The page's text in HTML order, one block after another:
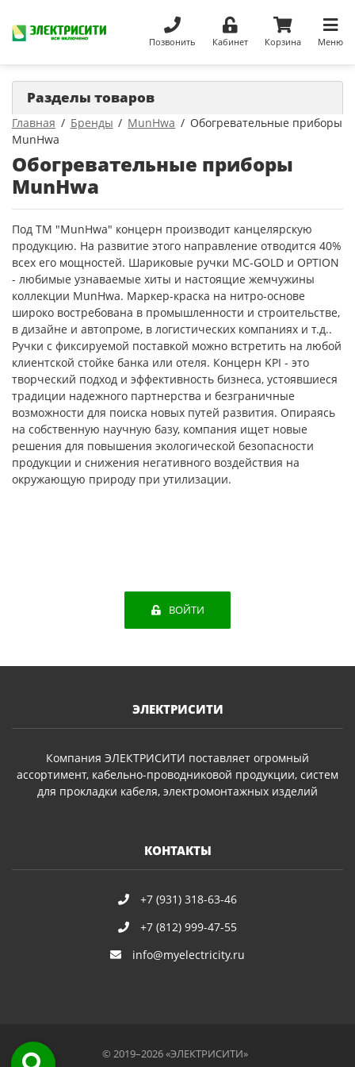
Позвонить Кабинет Корзина Меню
Главная Бренды MunHwa
Обогревательные приборы
MunHwa
Обогревательные приборы
MunHwa
Под ТМ "MunHwa" концерн производит канцелярскую
продукцию. На развитие этого направление отводится 40%
всех его мощностей. Шариковые ручки MC-GOLD и OPTION
- любимые узнаваемые хиты и настоящие жемчужины
коллекции MunHwa. Маркер-краска на нитро-основе
широко востребована в промышленности и строительстве,
в дизайне и автопроме, в логистических компаниях и т.д..
Ручки с фиксируемой поставкой можно встретить на любой
клиентской стойке банка или отеля. Концерн KPI - это
творческий подход и эффективность бизнеса, устоявшиеся
традиции надежного партнерства и безграничные
возможности для поиска новых путей развития. Опираясь
на собственную научную базу, компания ищет новые
решения для повышения экологической безопасности
продукции и снижения негативного воздействия на
окружающую природу при утилизации.
Разделы товаров
ВОЙТИ
ЭЛЕКТРИСИТИ
Компания ЭЛЕКТРИСИТИ поставляет огромный
ассортимент, кабельно-проводниковой продукции, систем
для прокладки кабеля, электромонтажных изделий
КОНТАКТЫ
+7 (931) 318-63-46
+7 (812) 999-47-55
info@myelectricity.ru
© 2019–2026 «ЭЛЕКТРИСИТИ»